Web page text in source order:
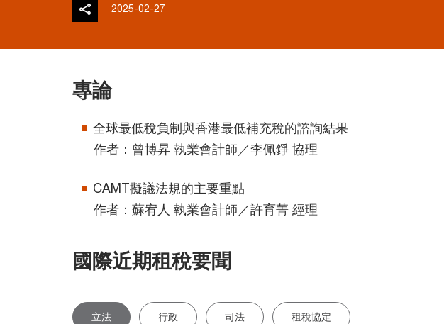
2025-02-27
專論
全球最低稅負制與香港最低補充稅的諮詢結果
作者：曾博昇 執業會計師／李佩錚 協理
CAMT擬議法規的主要重點
作者：蘇宥人 執業會計師／許育菁 經理
國際近期租稅要聞
立法 行政 司法 租稅協定